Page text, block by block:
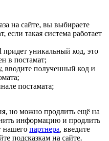
на сайте, вы выбираете
если такая система работает
уникальный код, это
в постамат;
вводите полученный код и
постамата;
но можно продлить ещё на
информацию и продлить
нашего партнера, введите
подсказкам на сайте.